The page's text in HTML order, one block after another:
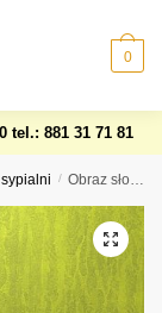
0
tel.: 881 31 71 81
/ Obraz słońce, księżyc, woda